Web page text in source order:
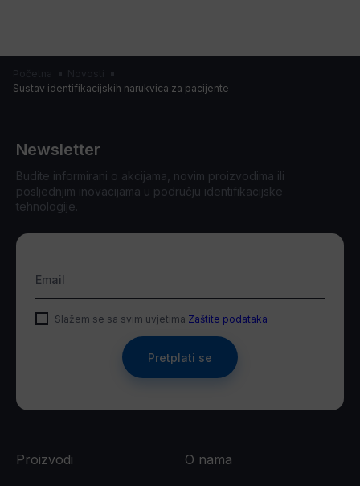
Sustav identifikacijskih narukvica za pacijente
Proizvodi O nama
Newsletter
Budite informirani o akcijama, novim proizvodima ili
posljednjim inovacijama u području identifikacijske
tehnologije.
Email
Slažem se sa svim uvjetima Zaštite podataka
Pretplati se